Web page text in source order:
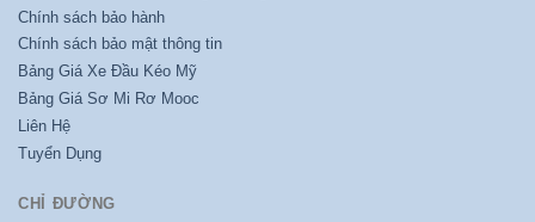
Chính sách bảo hành
Chính sách bảo mật thông tin
Bảng Giá Xe Đầu Kéo Mỹ
Bảng Giá Sơ Mi Rơ Mooc
Liên Hệ
Tuyển Dụng
CHỈ ĐƯỜNG